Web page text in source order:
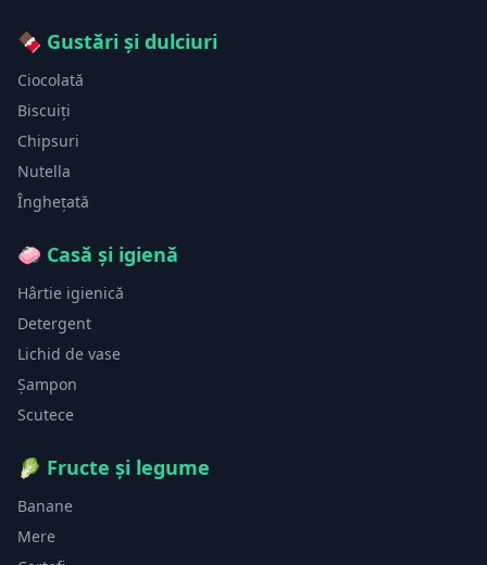
🍫 Gustări și dulciuri
Ciocolată
Biscuiți
Chipsuri
Nutella
Înghețată
🧼 Casă și igienă
Hârtie igienică
Detergent
Lichid de vase
Șampon
Scutece
🥬 Fructe și legume
Banane
Mere